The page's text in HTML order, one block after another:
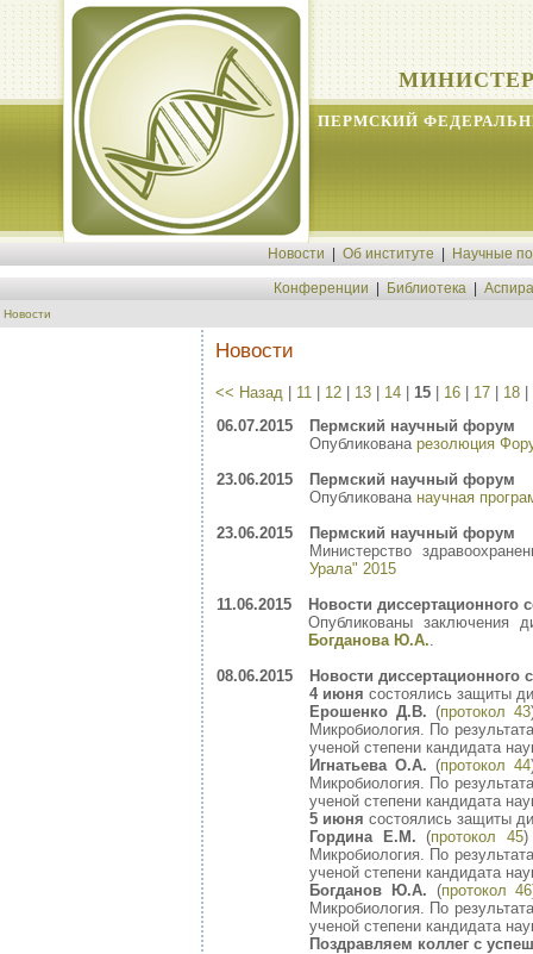
ПЕРМСКИЙ
Новости Об институте Научные
Конференции Библиотека
Новости
Новости
<< Назад | 11 | 12 | 13 | 14 | 15 | 16 | 17 | 18 |
06.07.2015
Пермский научный форум
Опубликована резолюция
23.06.2015
Пермский научный форум
Опубликована научная
23.06.2015
Пермский научный форум
Министерство
Урала" 2015
11.06.2015
Новости диссертационного
Опубликованы заключения
Богданова Ю.А.
08.06.2015
Новости диссертационного
4 июня состоялись защиты
Ерошенко Д.В. (протокол 43
Микробиология. По
ученой степени кандидата
Игнатьева О.А. (протокол 44
Микробиология. По
ученой степени кандидата
5 июня состоялись защиты
Гордина Е.М. (протокол 45)
Микробиология. По
ученой степени кандидата
Богданов Ю.А. (протокол 46
Микробиология. По
ученой степени кандидата
Поздравляем коллег с